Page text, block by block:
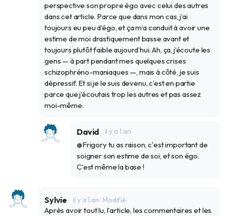
perspective son propre égo avec celui des autres
dans cet article. Parce que dans mon cas, j’ai
toujours eu peu d’égo, et ça m’a conduit à avoir une
estime de moi drastiquement basse avant et
toujours plutôt faible aujourd’hui. Ah, ça, j’écoute les
gens — à part pendant mes quelques crises
schizophréno-maniaques —, mais à côté, je suis
dépressif. Et si je le suis devenu, c’est en partie
parce que j’écoutais trop les autres et pas assez
moi-même.
David il y a 1 an
@Frigory tu as raison, c'est important de
soigner son estime de soi, et son égo.
C'est même la base !
Sylvie il y a 1 an· Modifié
Après avoir tout lu, l'article, les commentaires et les